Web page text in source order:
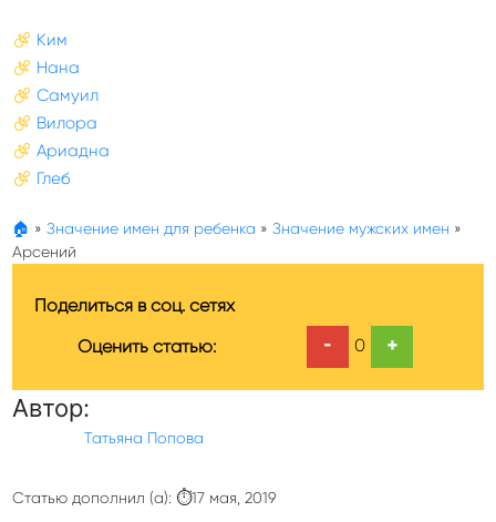
Ким
Нана
Самуил
Вилора
Ариадна
Глеб
🏠 » Значение имен для ребенка » Значение мужских имен »
Арсений
Поделиться в соц. сетях
Оценить статью:
- 0 +
Автор:
Татьяна Попова
Статью дополнил (а): ⏱17 мая, 2019